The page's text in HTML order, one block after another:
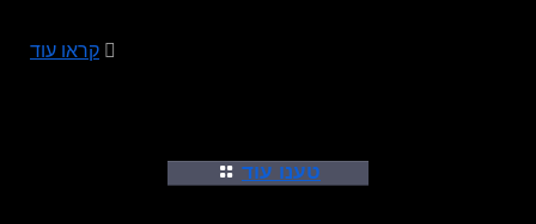
קראו עוד
טענו עוד